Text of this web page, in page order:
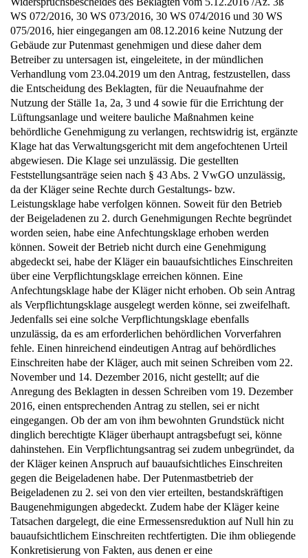
WS 072/2016, 30 WS 073/2016, 30 WS 074/2016 und 30 WS
075/2016, hier eingegangen am 08.12.2016 keine Nutzung der
Gebäude zur Putenmast genehmigen und diese daher dem
Betreiber zu untersagen ist, eingeleitete, in der mündlichen
Verhandlung vom 23.04.2019 um den Antrag, festzustellen, dass
die Entscheidung des Beklagten, für die Neuaufnahme der
Nutzung der Ställe 1a, 2a, 3 und 4 sowie für die Errichtung der
Lüftungsanlage und weitere bauliche Maßnahmen keine
behördliche Genehmigung zu verlangen, rechtswidrig ist, ergänzte
Klage hat das Verwaltungsgericht mit dem angefochtenen Urteil
abgewiesen. Die Klage sei unzulässig. Die gestellten
Feststellungsanträge seien nach § 43 Abs. 2 VwGO unzulässig,
da der Kläger seine Rechte durch Gestaltungs- bzw.
Leistungsklage habe verfolgen können. Soweit für den Betrieb
der Beigeladenen zu 2. durch Genehmigungen Rechte begründet
worden seien, habe eine Anfechtungsklage erhoben werden
können. Soweit der Betrieb nicht durch eine Genehmigung
abgedeckt sei, habe der Kläger ein bauaufsichtliches Einschreiten
über eine Verpflichtungsklage erreichen können. Eine
Anfechtungsklage habe der Kläger nicht erhoben. Ob sein Antrag
als Verpflichtungsklage ausgelegt werden könne, sei zweifelhaft.
Jedenfalls sei eine solche Verpflichtungsklage ebenfalls
unzulässig, da es am erforderlichen behördlichen Vorverfahren
fehle. Einen hinreichend eindeutigen Antrag auf behördliches
Einschreiten habe der Kläger, auch mit seinen Schreiben vom 22.
November und 14. Dezember 2016, nicht gestellt; auf die
Anregung des Beklagten in dessen Schreiben vom 19. Dezember
2016, einen entsprechenden Antrag zu stellen, sei er nicht
eingegangen. Ob der am von ihm bewohnten Grundstück nicht
dinglich berechtigte Kläger überhaupt antragsbefugt sei, könne
dahinstehen. Ein Verpflichtungsantrag sei zudem unbegründet, da
der Kläger keinen Anspruch auf bauaufsichtliches Einschreiten
gegen die Beigeladenen habe. Der Putenmastbetrieb der
Beigeladenen zu 2. sei von den vier erteilten, bestandskräftigen
Baugenehmigungen abgedeckt. Zudem habe der Kläger keine
Tatsachen dargelegt, die eine Ermessensreduktion auf Null hin zu
bauaufsichtlichem Einschreiten rechtfertigten. Die ihm obliegende
Konkretisierung von Fakten, aus denen er eine